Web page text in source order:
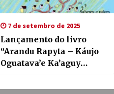
7 de setembro de 2025
Lançamento do livro
“Arandu Rapyta – Káujo
Oguatava’e Ka’aguy